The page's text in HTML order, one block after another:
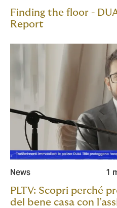
Finding the floor -
Report
News 1
PLTV: Scopri perché
del bene casa con